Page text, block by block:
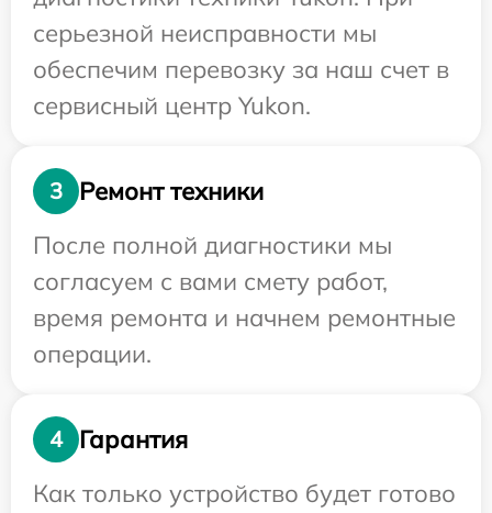
серьезной неисправности мы
обеспечим перевозку за наш счет в
сервисный центр Yukon.
3
Ремонт техники
После полной диагностики мы
согласуем с вами смету работ,
время ремонта и начнем ремонтные
операции.
4
Гарантия
Как только устройство будет готово